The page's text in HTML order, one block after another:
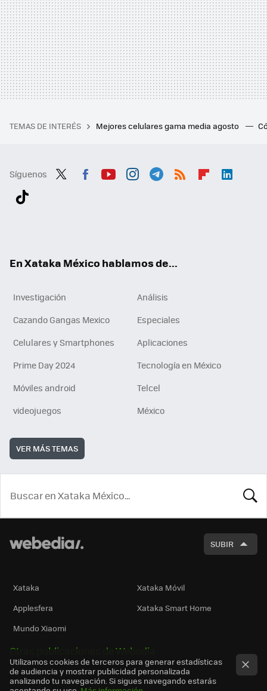
TEMAS DE INTERÉS Mejores celulares gama media agosto
Síguenos
En Xataka México hablamos de...
Investigación
Análisis
Cazando Gangas Mexico
Especiales
Celulares y Smartphones
Aplicaciones
Prime Day 2024
Tecnología en México
Móviles android
Telcel
videojuegos
México
VER MÁS TEMAS
SUBIR
Xataka
Xataka Móvil
Applesfera
Xataka Smart Home
Mundo Xiaomi
Otras publicaciones de Webedia
Utilizamos cookies de terceros para generar estadísticas
de audiencia y mostrar publicidad personalizada
analizando tu navegación. Si sigues navegando estarás